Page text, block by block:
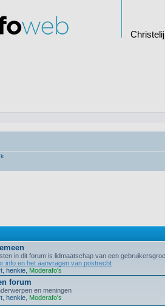
in dit forum is lidmaatschap van een
info en het aanvragen van postrecht
henkie Moderafo's
forum
en meningen
henkie Moderafo's